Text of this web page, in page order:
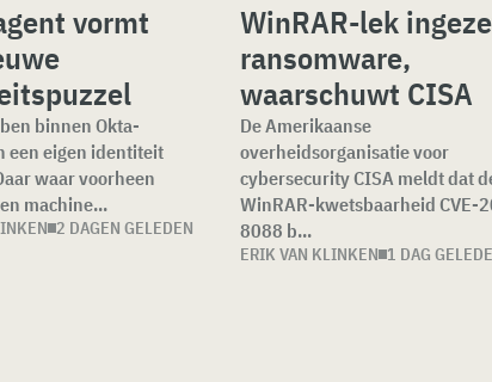
vormt
binnen Okta-
een eigen identiteit
waar voorheen
machine...
2 DAGEN GELEDEN
WinRAR-lek
ransomware,
waarschuwt CISA
De Amerikaanse
overheidsorganisatie voor
cybersecurity CISA meldt dat
WinRAR-kwetsbaarheid CVE-
8088 b...
ERIK VAN KLINKEN 1 DAG